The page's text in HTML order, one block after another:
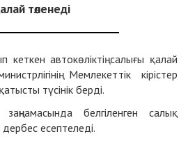
төленеді
автокөліктің салығы қалай
Мемлекеттік кірістер
түсінік берді.
белгіленген салық
есептеледі.